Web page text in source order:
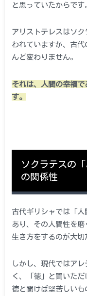
と思っていたからです
アリストテレスはソ
われていますが、古
んど変わりません。
それは、人間の幸福
す。
ソクラテスの
の関係性
古代ギリシャでは「
あり、その人間性を
生き方をするのが大切
しかし、現代ではア
く、「徳」と聞いた
徳と聞けば堅苦しいも